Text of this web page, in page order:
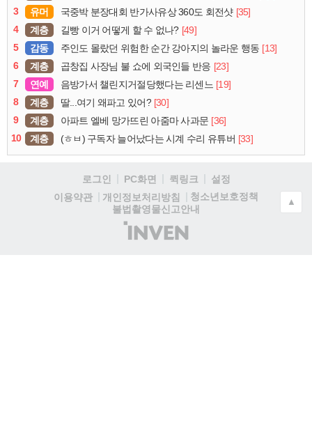
3
유머 국중박 분장대회 반가사유상 360도 회전샷 [35]
4
계층 길빵 이거 어떻게 할 수 없나? [49]
5
감동 주인도 몰랐던 위험한 순간 강아지의 놀라운 행동 [13]
6
계층 곱창집 사장님 불 쇼에 외국인들 반응 [23]
7
연예 음방가서 챌린지거절당했다는 리센느 [19]
8
계층 딸...여기 왜파고 있어? [30]
9
계층 아파트 엘베 망가뜨린 아줌마 사과문 [36]
10
계층 (ㅎㅂ) 구독자 늘어났다는 시계 수리 유튜버 [33]
로그인 PC화면 퀵링크
설정
이용약관
개인정보처리방침
청소년보호정책
불법촬영물신고안내
(주)
인
▲